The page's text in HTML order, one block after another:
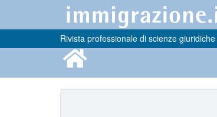
Rivista professionale di scienze